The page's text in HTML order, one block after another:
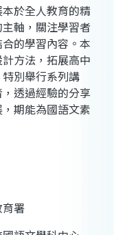
於全人教育的精
軸，關注學習者
的學習內容。本
方法，拓展高中
別舉行系列講
透過經驗的分享
期能為國語文素
署